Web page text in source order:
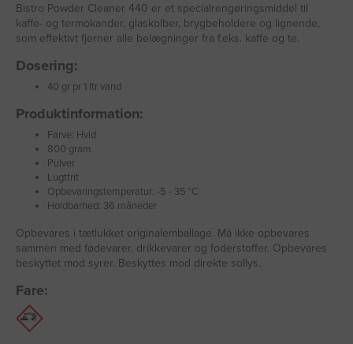
Bistro Powder Cleaner 440 er et specialrengøringsmiddel til
kaffe- og termokander, glaskolber, brygbeholdere og lignende,
som effektivt fjerner alle belægninger fra f.eks. kaffe og te.
Dosering:
40 gr pr 1 ltr vand
Produktinformation:
Farve: Hvid
800 gram
Pulver
Lugtfrit
Opbevaringstemperatur: -5 - 35 °C
Holdbarhed: 36 måneder
Opbevares i tætlukket originalemballage. Må ikke opbevares
sammen med fødevarer, drikkevarer og foderstoffer. Opbevares
beskyttet mod syrer. Beskyttes mod direkte sollys.
Fare: